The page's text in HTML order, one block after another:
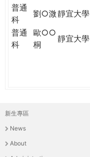
普通
科
劉○溦靜宜大學
普通
科
歐○○
桐
靜宜大學
主
選
新生專區
News
About